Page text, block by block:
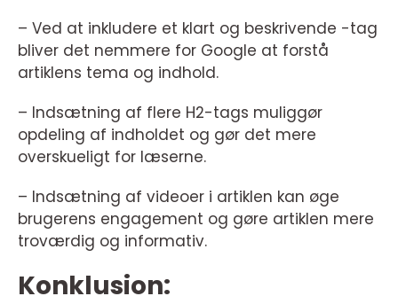
– Ved at inkludere et klart og beskrivende -tag
bliver det nemmere for Google at forstå
artiklens tema og indhold.
– Indsætning af flere H2-tags muliggør
opdeling af indholdet og gør det mere
overskueligt for læserne.
– Indsætning af videoer i artiklen kan øge
brugerens engagement og gøre artiklen mere
troværdig og informativ.
Konklusion: